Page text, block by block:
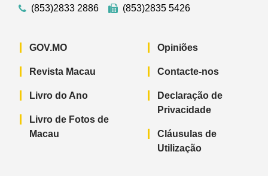
(853)2833 2886
(853)2835 5426
GOV.MO
Revista Macau
Livro do Ano
Livro de Fotos de
Macau
Opiniões
Contacte-nos
Declaração de
Privacidade
Cláusulas de
Utilização